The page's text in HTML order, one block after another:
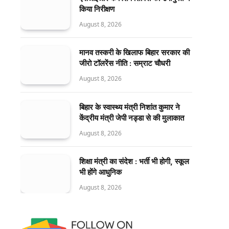
किया निरीक्षण
August 8, 2026
मानव तस्करी के खिलाफ बिहार सरकार की
जीरो टॉलरेंस नीति : सम्राट चौधरी
August 8, 2026
बिहार के स्वास्थ्य मंत्री निशांत कुमार ने
केंद्रीय मंत्री जेपी नड्डा से की मुलाकात
August 8, 2026
शिक्षा मंत्री का संदेश : भर्ती भी होगी, स्कूल
भी होंगे आधुनिक
August 8, 2026